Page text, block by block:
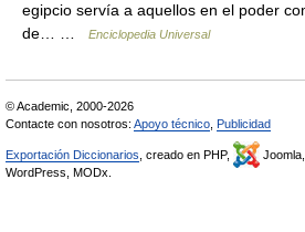
egipcio servía a aquellos en el poder
de… …
Enciclopedia Universal
© Academic, 2000-2026
Contacte con nosotros: Apoyo técnico Publicidad
Exportación Diccionarios , creado en PHP, Joomla,
WordPress, MODx.